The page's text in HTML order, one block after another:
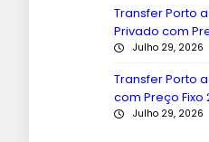
Transfer Porto
Privado com
Julho 29, 2026
Transfer Porto
com Preço Fixo
Julho 29, 2026